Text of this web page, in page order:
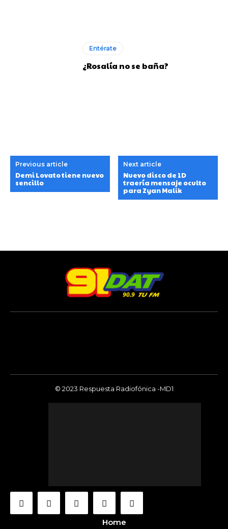
Entérate
¿Rosalía no se baña?
Previous article
Demi Lovato tiene nuevo
sencillo
Next article
Nuevo disco de 1D
traería mensaje oculto
para Zyan Malik
© 2023 Respuesta Radiofónica -MD1
Home